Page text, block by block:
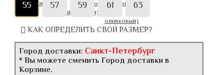
55 57 59 61 63
КАК ОПРЕДЕЛИТЬ СВОЙ РАЗМЕР?
Город доставки: Санкт-Петербург
* Вы можете сменить Город доставки в
Корзине.